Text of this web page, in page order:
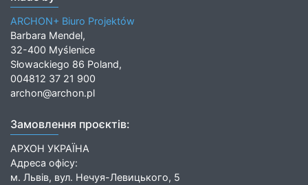
ARCHON+ Biuro Projektów
Barbara Mendel,
32-400 Myślenice
Słowackiego 86 Poland,
004812 37 21 900
archon@archon.pl
Замовлення проєктів:
АРХОН УКРАЇНА
Адреса офісу:
м. Львів, вул. Нечуя-Левицького, 5